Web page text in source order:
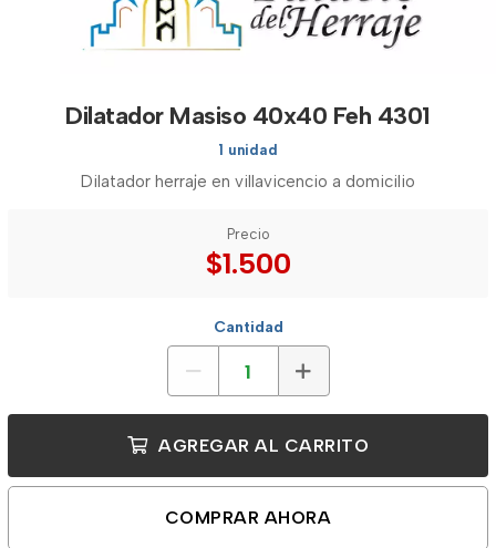
Dilatador Masiso 40x40 Feh 4301
1 unidad
Dilatador herraje en villavicencio a domicilio
Precio
$1.500
Cantidad
AGREGAR AL CARRITO
COMPRAR AHORA